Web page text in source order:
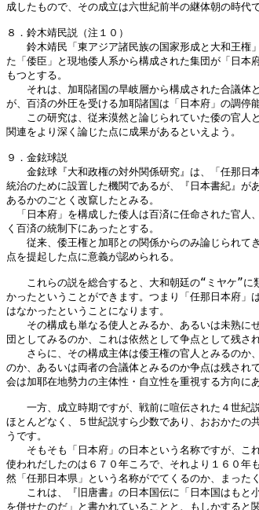
成したもので、その成立は六世紀前半の継体朝の時代
８．鈴木靖民説（注１０）
鈴木靖民「東アジア諸民族の国家形成と大和王権
た「倭臣」と現地倭人系から構成された集団が「日本
もつとする。
それは、加耶諸国の旱岐層から構成された合議体
が、百済の外圧を受ける加耶諸国は「日本府」の調停
この研究は、従来漠然と論じられていた倭の官人
関連をより深く論じた点に成果があるといえよう。
９．金鉉球説
金鉉球『大和政権の対外関係研究』は、「任那日
統治のために設置した機関であるが、『日本書紀』が
あるかのごとく改竄したとみる。
「日本府」を構成した倭人は百済に任命された官人
く百済の統制下にあったとする。
従来、倭王権と加耶との関係からのみ論じられて
点を提起した点に意義が認められる。
これらの説を総合すると、大和朝廷の“ミヤケ”に
かったということができます。つまり「任那日本府」
はなかったということになります。
その構成も単なる使人とみるか、あるいは未熟に
団としてみるのか、これは依然として争点として残さ
さらに、その構成主体は倭王権の官人とみるのか
のか、あるいは両者の合議体とみるのか争点は残され
会は加耶在地勢力の主体性・自立性を重視する方向にあ
一方、成立時期ですが、戦前に喧伝された４世紀
ほとんどなく、５世紀説すら少数であり、おおかたの
うです。
そもそも「日本府」の日本という名称ですが、こ
使われだしたのは６７０年ころで、それより１６０年
然「任那日本県」という名称がでてくるのか、まった
これは、『旧唐書』の日本国伝に「日本国はもと
を併せたのだ」と書かれていることと、もしかすると